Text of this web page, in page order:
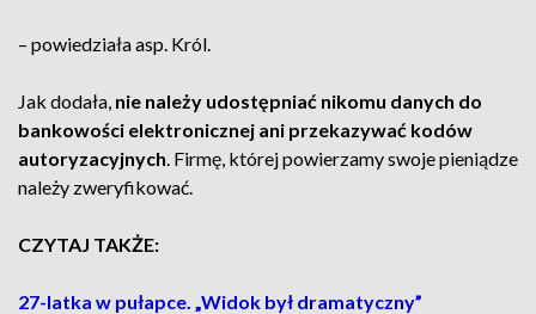
– powiedziała asp. Król.
Jak dodała, nie należy udostępniać nikomu danych do
bankowości elektronicznej ani przekazywać kodów
autoryzacyjnych. Firmę, której powierzamy swoje pieniądze
należy zweryfikować.
CZYTAJ TAKŻE:
27-latka w pułapce. „Widok był dramatyczny”